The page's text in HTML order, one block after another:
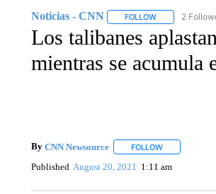
Noticias - CNN FOLLOWFOLLOW
2
Los talibanes
mientras se acumula
By CNN Newsource FOLLOWFOLLOW ""
Published August 20, 2021 1:11 am